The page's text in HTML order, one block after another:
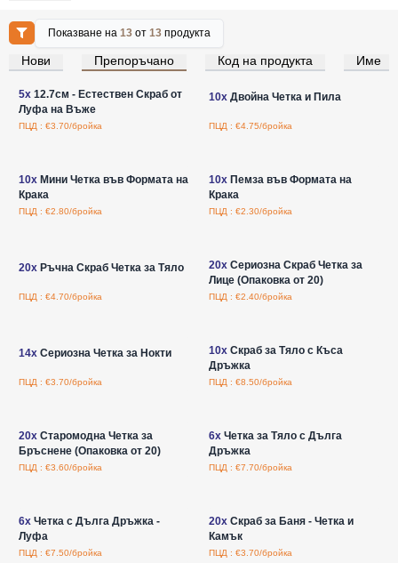
Показване на13 от13 продукта
Нови Препоръчано Код на продукта Име
Влезте за цени на едро
5x12.7см - Естествен Скраб от
Луфа на Въже
ПЦД : €3.70/бройка
Влезте за цени на едро
10xДвойна Четка и Пила
ПЦД : €4.75/бройка
10xМини Четка във Формата на
Крака
ПЦД : €2.80/бройка
10xПемза във Формата на
Крака
ПЦД : €2.30/бройка
20xРъчна Скраб Четка за Тяло
ПЦД : €4.70/бройка
20xСериозна Скраб Четка за
Лице (Опаковка от 20)
ПЦД : €2.40/бройка
14xСериозна Четка за Нокти
ПЦД : €3.70/бройка
10xСкраб за Тяло с Къса
Дръжка
ПЦД : €8.50/бройка
20xСтаромодна Четка за
Бръснене (Опаковка от 20)
ПЦД : €3.60/бройка
6xЧетка за Тяло с Дълга
Дръжка
ПЦД : €7.70/бройка
6xЧетка с Дълга Дръжка -
Луфа
ПЦД : €7.50/бройка
20xСкраб за Баня - Четка и
Камък
ПЦД : €3.70/бройка